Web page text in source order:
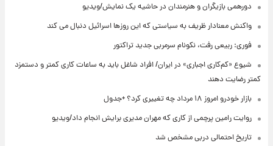
دورهمی بازیگران و هنرمندان در حاشیه یک نمایش/ویدیو
واکنش معنادار ظریف به سیاستی که این روزها اسرائیل دنبال می کند
فوری: ربیعی رفت، نکونام سرمربی جدید تراکتور
شیوع «کم‌کاری اجباری» در ایران/ افراد شاغل باید به ساعات کاری کمتر و دستمزد
کمتر رضایت دهند
بازار خودرو امروز ۱۸ مرداد چه تغییری کرد؟ +جدول
روایت رامین پرچمی از کاری که مهران مدیری برایش انجام داد/ویدیو
تاریخ احتمالی دربی مشخص شد